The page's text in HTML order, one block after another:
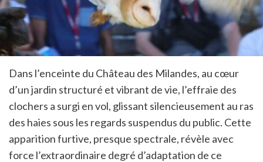
Dans l’enceinte du Château des Milandes, au cœur
d’un jardin structuré et vibrant de vie, l’effraie des
clochers a surgi en vol, glissant silencieusement au ras
des haies sous les regards suspendus du public. Cette
apparition furtive, presque spectrale, révèle avec
force l’extraordinaire degré d’adaptation de ce